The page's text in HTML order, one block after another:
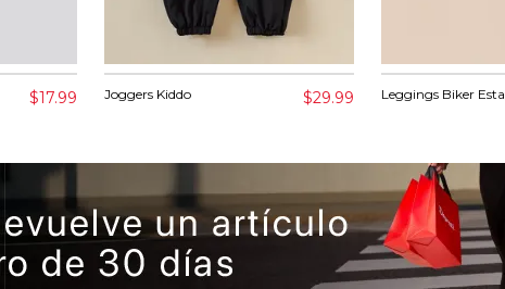
$17.99 Joggers Kiddo $29.99 Leggings Biker